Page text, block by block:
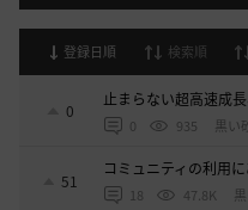
登録日順 検索順
0
止まらない超高速成
0 935 黒い
51
コミュニティの利用
18 47.8K